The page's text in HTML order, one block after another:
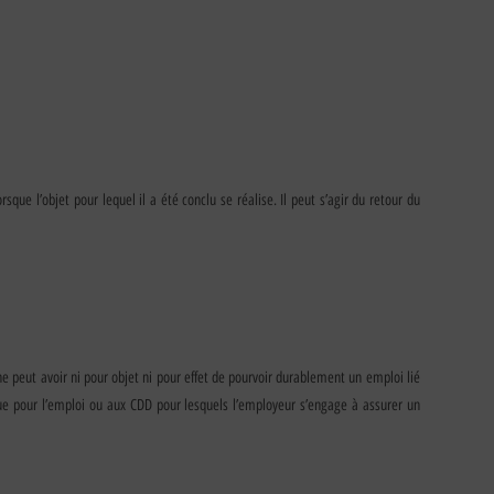
l’objet pour lequel il a été conclu se réalise. Il peut s’agir du retour du
peut avoir ni pour objet ni pour effet de pourvoir durablement un emploi lié
l’emploi ou aux CDD pour lesquels l’employeur s’engage à assurer un